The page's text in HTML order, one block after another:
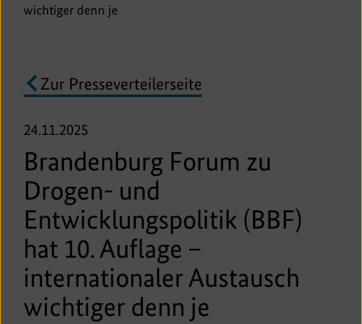
wichtiger denn je
Zur Presseverteilerseite
24.11.2025
Brandenburg Forum zu
Drogen- und
Entwicklungspolitik (BBF)
hat 10. Auflage –
internationaler Austausch
wichtiger denn je